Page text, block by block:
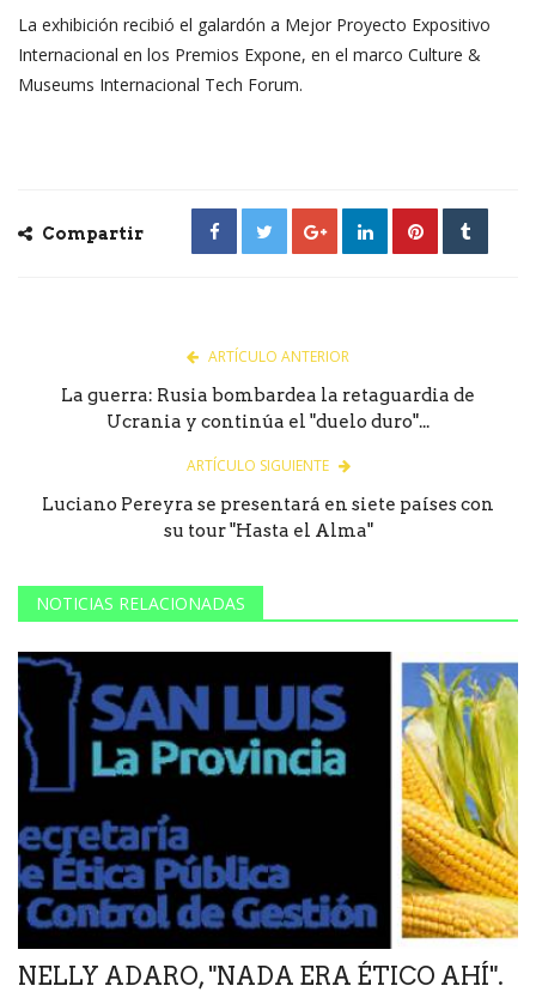
La exhibición recibió el galardón a Mejor Proyecto Expositivo
Internacional en los Premios Expone, en el marco Culture &
Museums Internacional Tech Forum.
Compartir
ARTÍCULO ANTERIOR
La guerra: Rusia bombardea la retaguardia de
Ucrania y continúa el "duelo duro"...
ARTÍCULO SIGUIENTE
Luciano Pereyra se presentará en siete países con
su tour "Hasta el Alma"
NOTICIAS RELACIONADAS
NELLY ADARO, "NADA ERA ÉTICO AHÍ".